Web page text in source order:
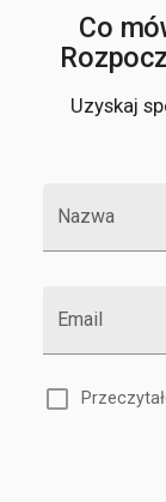
Co
Uzyskaj
Nazwa
Email